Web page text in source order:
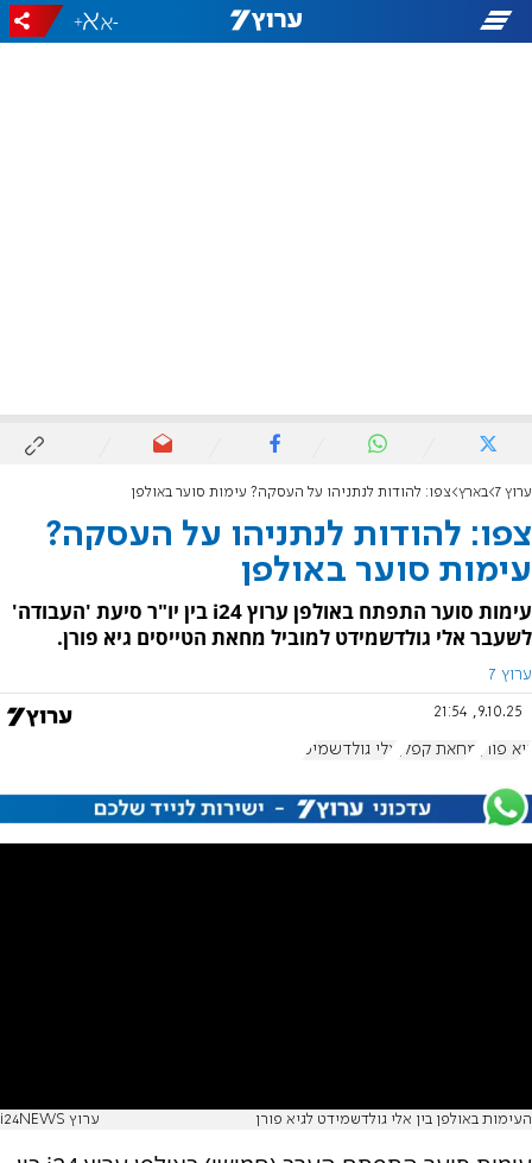
-
+
ערוץ 7 בארץ צפו: להודות לנתניהו על העסקה? עימות סוער באולפן
צפו: להודות לנתניהו על העסקה?
עימות סוער באולפן
עימות סוער התפתח באולפן ערוץ i24 בין יו"ר סיעת 'העבודה'
לשעבר אלי גולדשמידט למוביל מחאת הטייסים גיא פורן.
ערוץ 7
9.10.25, 21:54
גיא פורן מחאת קפלן אלי גולדשמיט
העימות באולפן בין אלי גולדשמידט לגיא פורן ערוץ i24NEWS